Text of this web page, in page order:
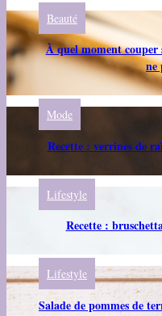
Beauté
À quel moment couper
ne
Mode
Recette : verrines de
Lifestyle
Recette :
Lifestyle
Salade de pommes de